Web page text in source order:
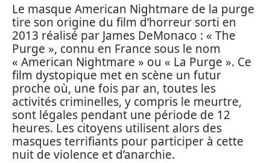
Le masque American Nightmare de la purge
tire son origine du film d’horreur sorti en
2013 réalisé par James DeMonaco : « The
Purge », connu en France sous le nom
« American Nightmare » ou « La Purge ». Ce
film dystopique met en scène un futur
proche où, une fois par an, toutes les
activités criminelles, y compris le meurtre,
sont légales pendant une période de 12
heures. Les citoyens utilisent alors des
masques terrifiants pour participer à cette
nuit de violence et d’anarchie.